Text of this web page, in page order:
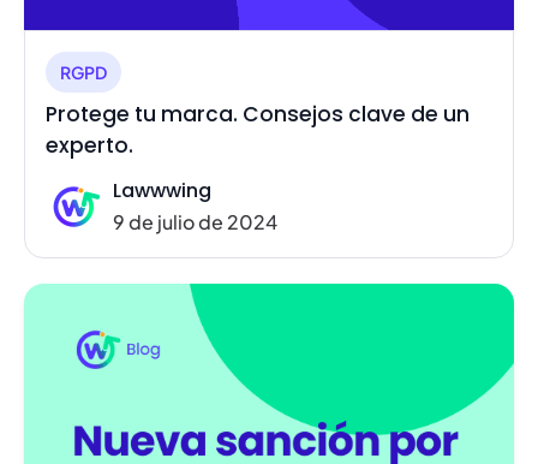
RGPD
Protege tu marca. Consejos clave de un
experto.
Lawwwing
9 de julio de 2024